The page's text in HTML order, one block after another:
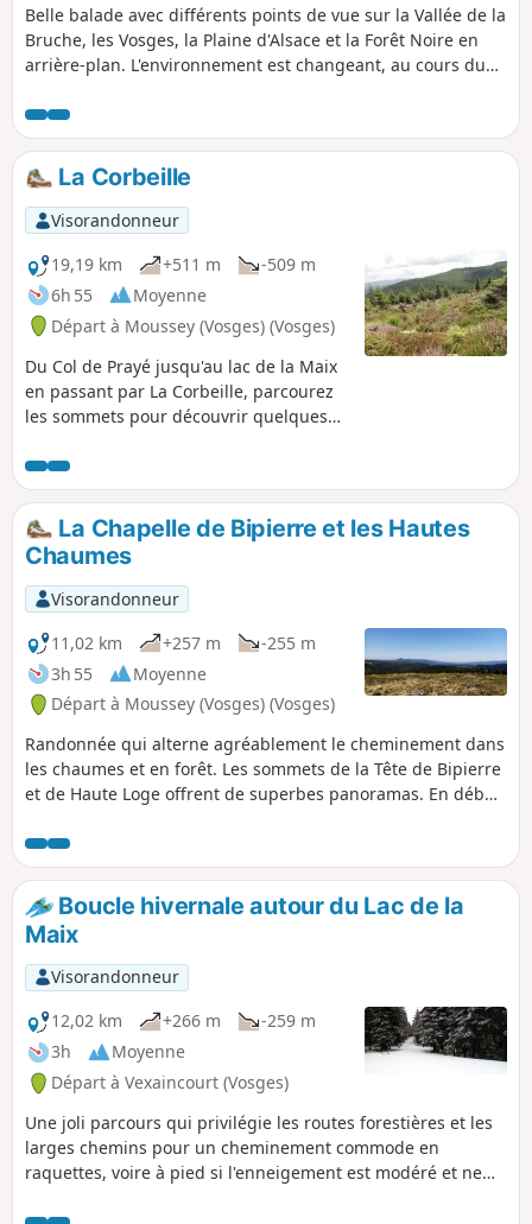
Belle balade avec différents points de vue sur la Vallée de la
Bruche, les Vosges, la Plaine d'Alsace et la Forêt Noire en
arrière-plan. L'environnement est changeant, au cours du
La Corbeille
Visorandonneur
19,19 km
+511 m
-509 m
6h 55
Moyenne
Départ à Moussey (Vosges) (Vosges)
Du Col de Prayé jusqu'au lac de la Maix
en passant par La Corbeille, parcourez
les sommets pour découvrir quelques
de la 1ère guerre mondiale, vues sur
l'Alsace et Donon. 16/09/2024 : Point de
départ modifié. La route d'accès et le
parking du Lac de la Maix sont
inaccessibles pour une durée
indéterminée.
La Chapelle de Bipierre et les Hautes
Chaumes
Visorandonneur
11,02 km
+257 m
-255 m
3h 55
Moyenne
Départ à Moussey (Vosges) (Vosges)
Randonnée qui alterne agréablement le cheminement dans
les chaumes et en forêt. Les sommets de la Tête de Bipierre
et de Haute Loge offrent de superbes panoramas. En début
intéressante curiosité naturelle.
Boucle hivernale autour du Lac de la
Maix
Visorandonneur
12,02 km
+266 m
-259 m
3h
Moyenne
Départ à Vexaincourt (Vosges)
Une joli parcours qui privilégie les routes forestières et les
larges chemins pour un cheminement commode en
raquettes, voire à pied si l'enneigement est modéré et ne